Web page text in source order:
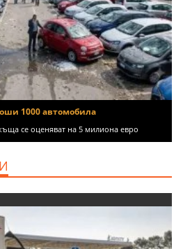
1000 автомобила
се оценяват на 5 милиона евро